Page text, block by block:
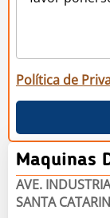
Política de
Maquinas
AVE.
SANTA